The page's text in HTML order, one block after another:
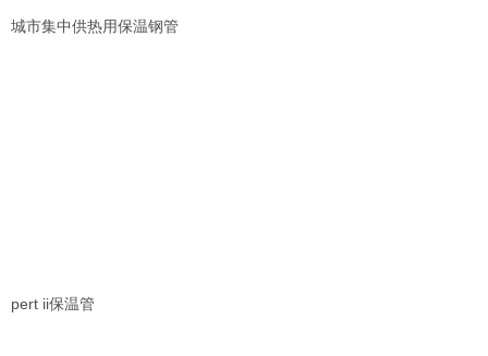
城市集中供热用保温钢管
pert ii保温管